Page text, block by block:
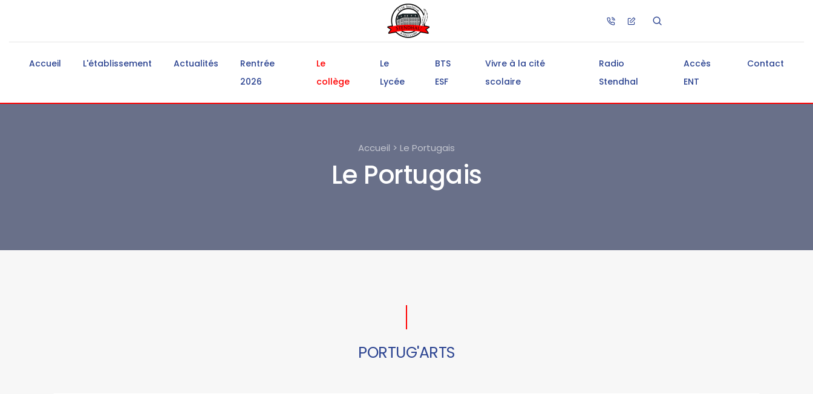
Accueil L'établissement Actualités
Rentrée
2026
Le
collège
Le
Lycée
BTS
ESF
Vivre à la cité
scolaire
Radio
Stendhal
Accès
ENT
Contact
Accueil > Le Portugais
Le Portugais
PORTUG'ARTS